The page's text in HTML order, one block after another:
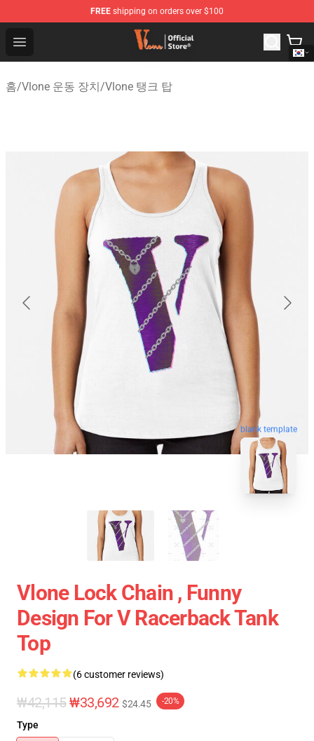
FREE shipping on orders over $100
Open menu
Vlone Shop - Official Vlone Merchandise Store
홈/Vlone 운동 장치/Vlone 탱크 탑
blank template
Vlone Lock Chain , Funny
Design For V Racerback Tank
Top
(6 customer reviews)
₩42,115₩33,692 $24.45 -20%
Type